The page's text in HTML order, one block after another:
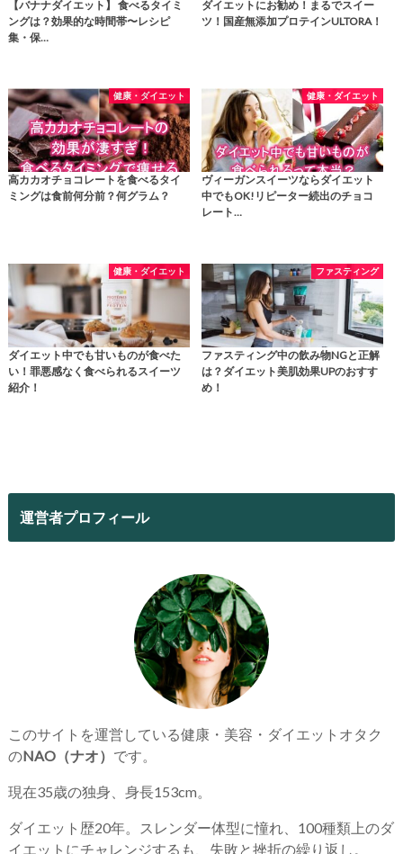
【バナナダイエット】 食べるタイミ
ングは？効果的な時間帯〜レシピ
集・保…
ダイエットにお勧め！まるでスイー
ツ！国産無添加プロテインULTORA！
健康・ダイエット
高カカオチョコレートを食べるタイ
ミングは食前何分前？何グラム？
健康・ダイエット
ヴィーガンスイーツならダイエット
中でもOK!リピーター続出のチョコ
レート…
健康・ダイエット
ダイエット中でも甘いものが食べた
い！罪悪感なく食べられるスイーツ
紹介！
ファスティング
ファスティング中の飲み物NGと正解
は？ダイエット美肌効果UPのおすす
め！
運営者プロフィール
このサイトを運営している健康・美容・ダイエットオタク
のNAO（ナオ） です。
現在35歳の独身、身長153cm。
ダイエット歴20年。スレンダー体型に憧れ、100種類上のダ
イエットにチャレンジするも、失敗と挫折の繰り返し。